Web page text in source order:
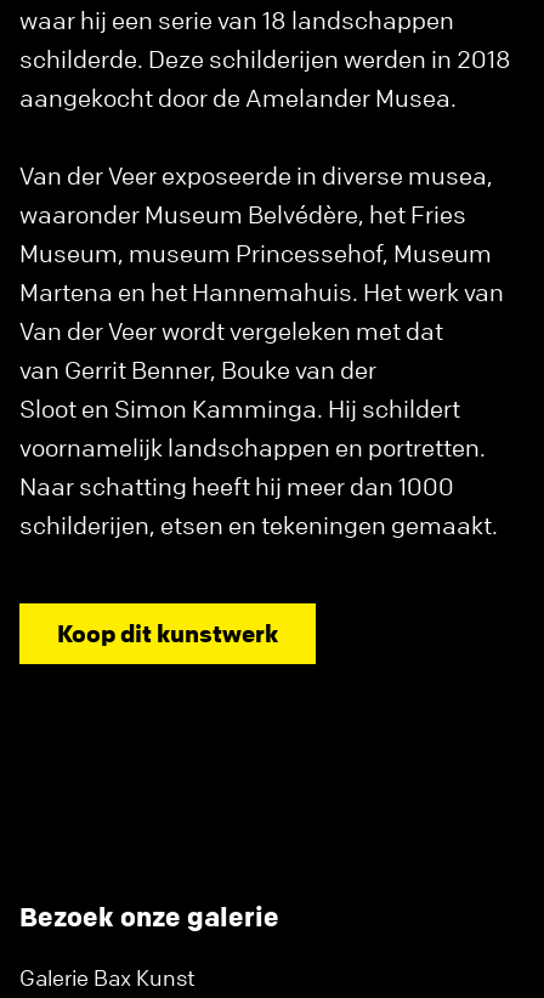
waar hij een serie van 18 landschappen
schilderde. Deze schilderijen werden in 2018
aangekocht door de Amelander Musea.
Van der Veer exposeerde in diverse musea,
waaronder Museum Belvédère, het Fries
Museum, museum Princessehof, Museum
Martena en het Hannemahuis. Het werk van
Van der Veer wordt vergeleken met dat
van Gerrit Benner, Bouke van der
Sloot en Simon Kamminga. Hij schildert
voornamelijk landschappen en portretten.
Naar schatting heeft hij meer dan 1000
schilderijen, etsen en tekeningen gemaakt.
Koop dit kunstwerk
Bezoek onze galerie
Galerie Bax Kunst